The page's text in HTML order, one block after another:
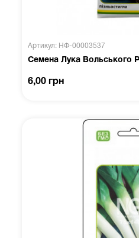
Артикул: НФ-00003537
Семена Лука Вольського
6,00 грн